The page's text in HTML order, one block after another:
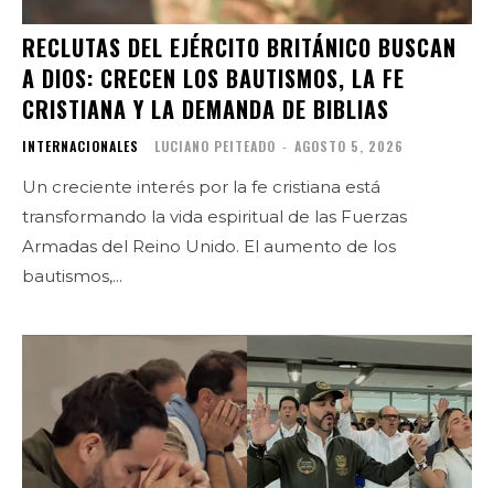
RECLUTAS DEL EJÉRCITO BRITÁNICO BUSCAN
A DIOS: CRECEN LOS BAUTISMOS, LA FE
CRISTIANA Y LA DEMANDA DE BIBLIAS
INTERNACIONALES LUCIANO PEITEADO - AGOSTO 5, 2026
Un creciente interés por la fe cristiana está
transformando la vida espiritual de las Fuerzas
Armadas del Reino Unido. El aumento de los
bautismos,...